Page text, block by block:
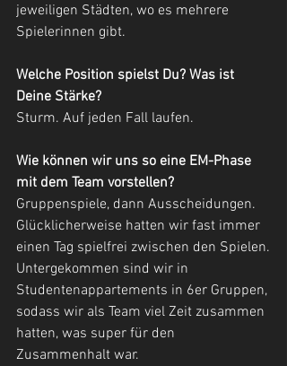
jeweiligen Städten, wo es mehrere
Spielerinnen gibt.
Welche Position spielst Du? Was ist
Deine Stärke?
Sturm. Auf jeden Fall laufen.
Wie können wir uns so eine EM-Phase
mit dem Team vorstellen?
Gruppenspiele, dann Ausscheidungen.
Glücklicherweise hatten wir fast immer
einen Tag spielfrei zwischen den Spielen.
Untergekommen sind wir in
Studentenappartements in 6er Gruppen,
sodass wir als Team viel Zeit zusammen
hatten, was super für den
Zusammenhalt war.